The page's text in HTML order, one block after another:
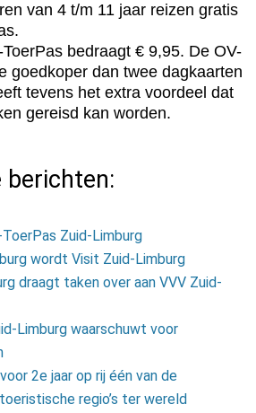
van 4 t/m 11 jaar reizen gratis
bedraagt € 9,95. De OV-
goedkoper dan twee dagkaarten
tevens het extra voordeel dat
gereisd kan worden.
berichten:
Zuid-Limburg
wordt Visit Zuid-Limburg
draagt taken over aan VVV Zuid-
Limburg waarschuwt voor
2e jaar op rij één van de
regio’s ter wereld